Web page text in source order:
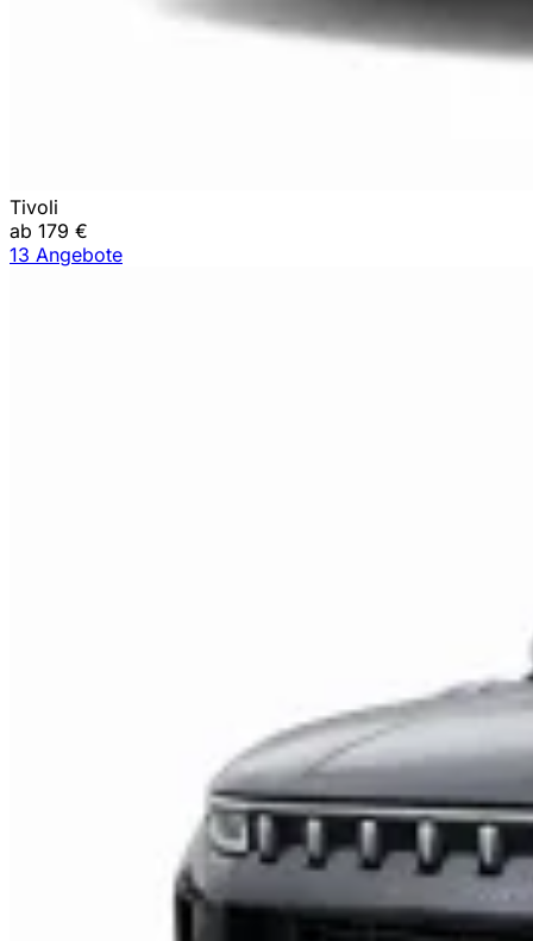
Tivoli
ab 179 €
13 Angebote